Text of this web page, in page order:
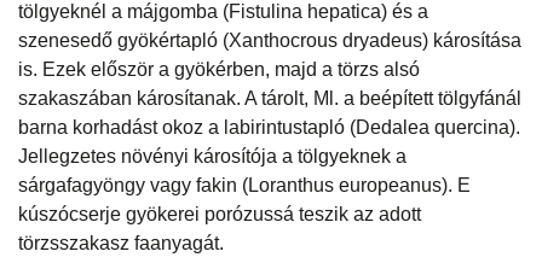
tölgyeknél a májgomba (Fistulina hepatica) és a
szenesedő gyökértapló (Xanthocrous dryadeus) károsítása
is. Ezek először a gyökérben, majd a törzs alsó
szakaszában károsítanak. A tárolt, Ml. a beépített tölgyfánál
barna korhadást okoz a labirintustapló (Dedalea quercina).
Jellegzetes növényi károsítója a tölgyeknek a
sárgafagyöngy vagy fakin (Loranthus europeanus). E
kúszócserje gyökerei porózussá teszik az adott
törzsszakasz faanyagát.